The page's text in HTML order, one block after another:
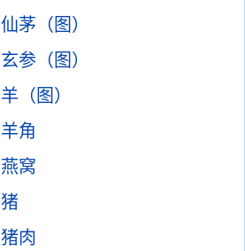
仙茅（图）
玄参（图）
羊（图）
羊角
燕窝
猪
猪肉